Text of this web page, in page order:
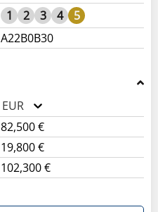
1 2 3 4
5
A22B0B30
EUR
82,500 €
19,800 €
102,300 €